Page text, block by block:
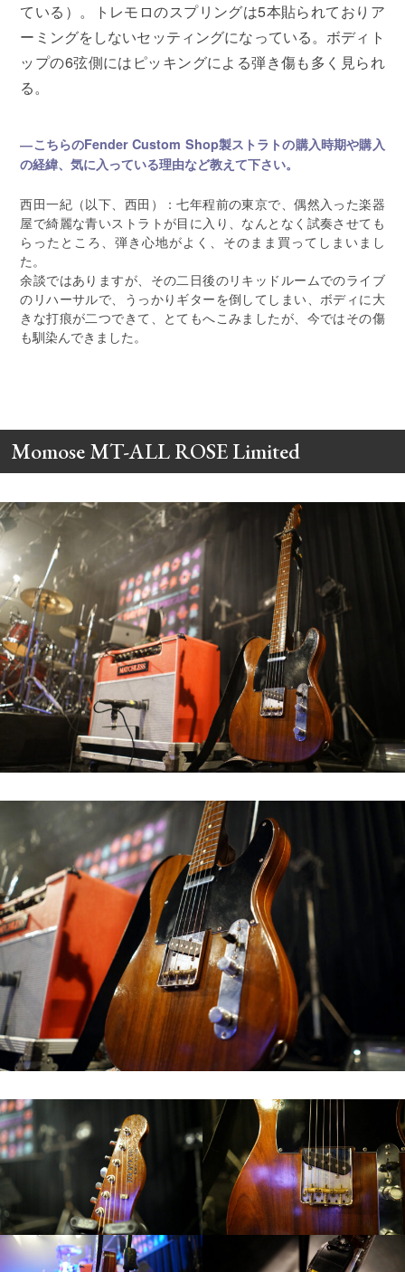
ている）。トレモロのスプリングは5本貼られておりア
ーミングをしないセッティングになっている。ボディト
ップの6弦側にはピッキングによる弾き傷も多く見られ
る。
―こちらのFender Custom Shop製ストラトの購入時期や購入
の経緯、気に入っている理由など教えて下さい。
西田一紀（以下、西田）：七年程前の東京で、偶然入った楽器
屋で綺麗な青いストラトが目に入り、なんとなく試奏させても
らったところ、弾き心地がよく、そのまま買ってしまいまし
た。
余談ではありますが、その二日後のリキッドルームでのライブ
のリハーサルで、うっかりギターを倒してしまい、ボディに大
きな打痕が二つできて、とてもへこみましたが、今ではその傷
も馴染んできました。
Momose MT-ALL ROSE Limited